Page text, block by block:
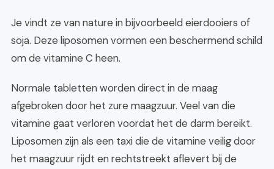
Je vindt ze van nature in bijvoorbeeld eierdooiers of
soja. Deze liposomen vormen een beschermend schild
om de vitamine C heen.
Normale tabletten worden direct in de maag
afgebroken door het zure maagzuur. Veel van die
vitamine gaat verloren voordat het de darm bereikt.
Liposomen zijn als een taxi die de vitamine veilig door
het maagzuur rijdt en rechtstreekt aflevert bij de